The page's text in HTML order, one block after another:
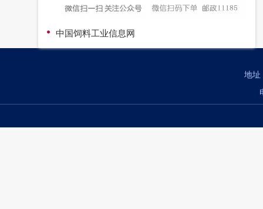
中国饲料工业信息网
地